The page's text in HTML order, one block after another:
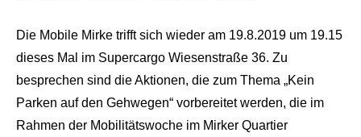
Die Mobile Mirke trifft sich wieder am 19.8.2019 um 19.15
dieses Mal im Supercargo Wiesenstraße 36. Zu
besprechen sind die Aktionen, die zum Thema „Kein
Parken auf den Gehwegen“ vorbereitet werden, die im
Rahmen der Mobilitätswoche im Mirker Quartier